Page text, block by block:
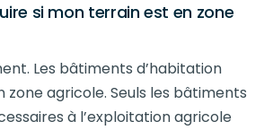
si mon terrain est en zone
Les bâtiments d’habitation
zone agricole. Seuls les bâtiments
à l’exploitation agricole